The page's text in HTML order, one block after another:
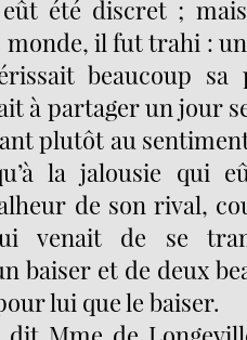
été discret ;
il fut trahi :
beaucoup
à partager un jour
plutôt au
la jalousie qui
de son rival,
venait de se
baiser et de deux
lui que le baiser.